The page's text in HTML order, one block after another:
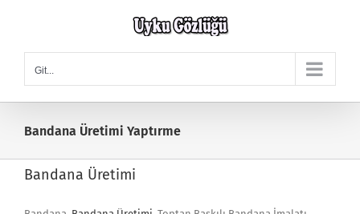
Git...
Bandana Üretimi Yaptırme
Bandana Üretimi